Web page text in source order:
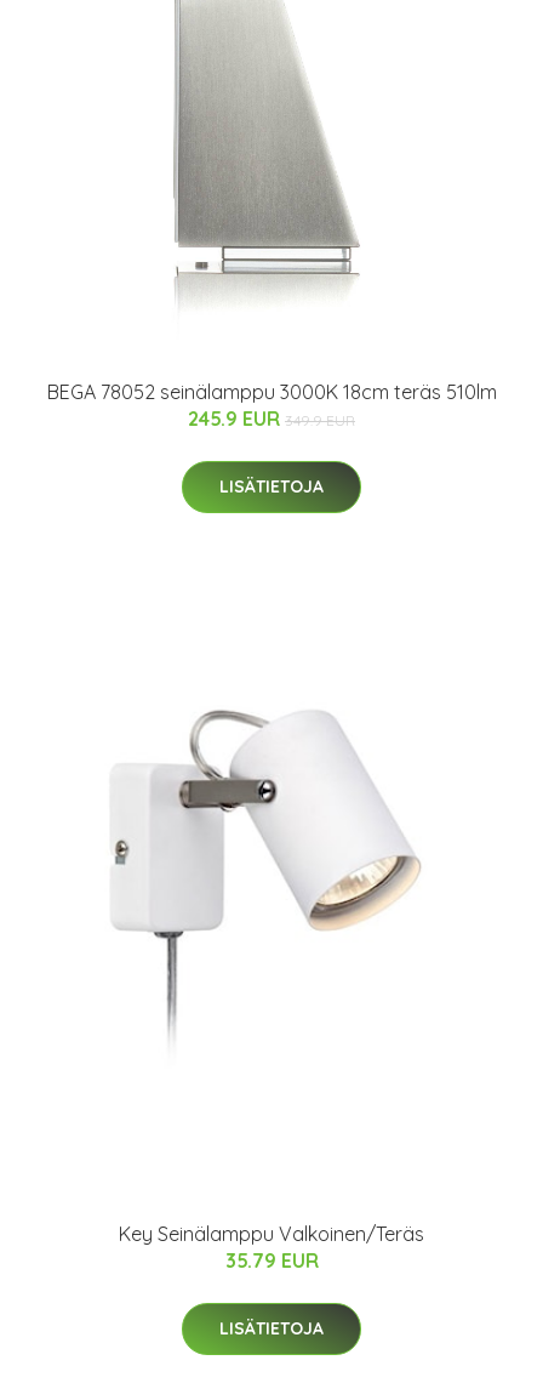
BEGA 78052 seinälamppu 3000K 18cm teräs 510lm
245.9 EUR 349.9 EUR
LISÄTIETOJA
Key Seinälamppu Valkoinen/Teräs
35.79 EUR
LISÄTIETOJA